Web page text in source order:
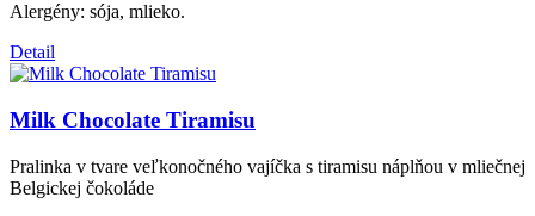
Alergény: sója, mlieko.
Detail
Milk Chocolate Tiramisu
Pralinka v tvare veľkonočného vajíčka s tiramisu náplňou v mliečnej
Belgickej čokoláde